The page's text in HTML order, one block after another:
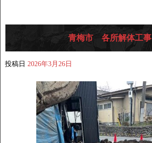
青梅市 各所解体工事
投稿日 2026年3月26日